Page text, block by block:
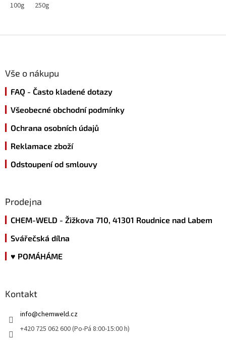
hvězdiček.
100g 250g
Vše o nákupu
FAQ - Často kladené dotazy
Všeobecné obchodní podmínky
Ochrana osobních údajů
Reklamace zboží
Odstoupení od smlouvy
Prodejna
CHEM-WELD - Žižkova 710, 41301 Roudnice nad Labem
Svářečská dílna
♥ POMÁHÁME
Kontakt
info@chemweld.cz
+420 725 062 600 (Po-Pá 8:00-15:00 h)